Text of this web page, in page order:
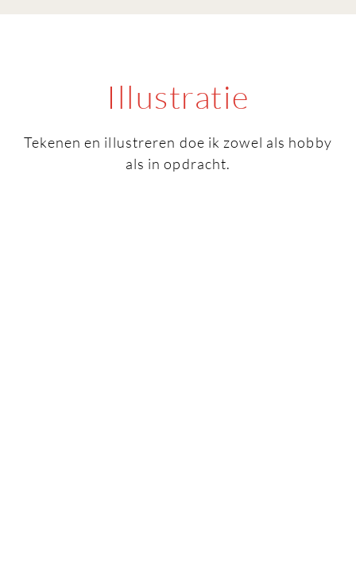
Illustratie
Tekenen en illustreren doe ik zowel als hobby
als in opdracht.